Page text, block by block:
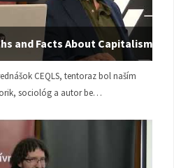
and Facts About Capitalism
CEQLS, tentoraz bol naším
sociológ a autor be…